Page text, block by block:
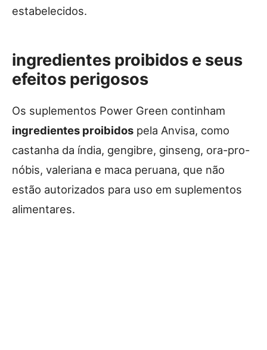
estabelecidos.
ingredientes proibidos e seus
efeitos perigosos
Os suplementos Power Green continham
ingredientes proibidos pela Anvisa, como
castanha da índia, gengibre, ginseng, ora-pro-
nóbis, valeriana e maca peruana, que não
estão autorizados para uso em suplementos
alimentares.